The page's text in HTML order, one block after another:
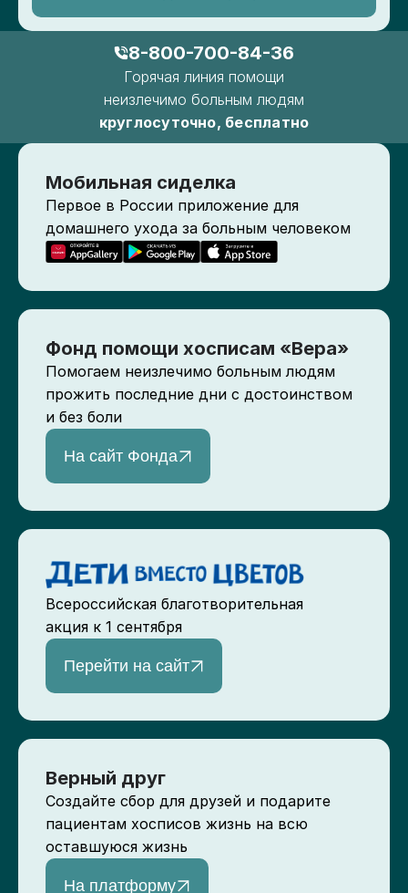
8-800-700-84-36
Горячая линия помощи
неизлечимо больным людям
круглосуточно, бесплатно
Мобильная сиделка
Первое в России приложение для
домашнего ухода за больным человеком
Фонд помощи хосписам «Вера»
Помогаем неизлечимо больным людям
прожить последние дни с достоинством
и без боли
На сайт Фонда
Всероссийская благотворительная
акция к 1 сентября
Перейти на сайт
Верный друг
Создайте сбор для друзей и подарите
пациентам хосписов жизнь на всю
оставшуюся жизнь
На платформу